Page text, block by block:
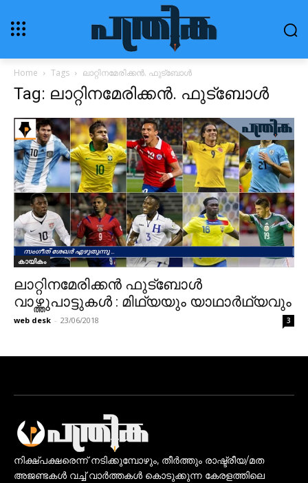
Home Tags ലാറ്റിനമേരിക്കൻ. ഫുട്ബോൾ
Tag: ലാറ്റിനമേരിക്കൻ. ഫുട്ബോൾ
കായികം
ലാറ്റിനമേരിക്കൻ ഫുട്ബോൾ
വാഴ്ത്തുപാട്ടുകൾ : മിഥ്യയും യാഥാർഥ്യവും
web desk - 23/06/2018 3
നിക്ഷ്പക്ഷരെന്ന് നടിക്കുമ്പോഴും, തീർത്തും രാഷ്ട്രീയ/മത
അജണ്ടകൾ വച്ച് വാർത്തകൾ കൊടുക്കുന്ന കേരളത്തിലെ